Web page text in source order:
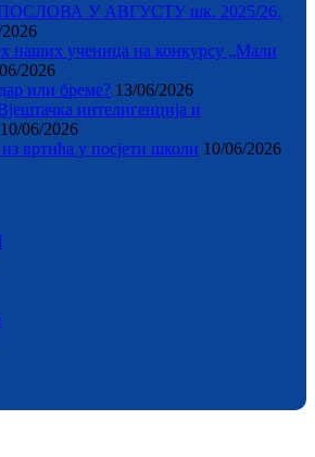
У АВГУСТУ шк. 2025/26.
наших ученица на конкурсу „Мали
2026
или бреме? 13/06/2026
интелигенција и
10/06/2026
вртића у посјети школи 10/06/2026